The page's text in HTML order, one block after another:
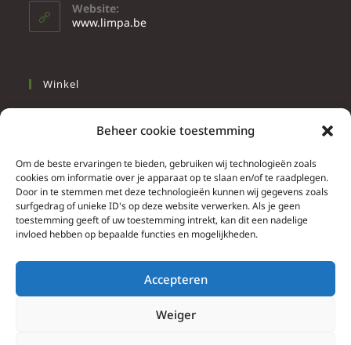
Beheer cookie toestemming
Om de beste ervaringen te bieden, gebruiken wij technologieën zoals
cookies om informatie over je apparaat op te slaan en/of te raadplegen.
Door in te stemmen met deze technologieën kunnen wij gegevens zoals
surfgedrag of unieke ID's op deze website verwerken. Als je geen
toestemming geeft of uw toestemming intrekt, kan dit een nadelige
invloed hebben op bepaalde functies en mogelijkheden.
Accepteren
Weiger
Website:
www.limpa.be
Winkel
Wonen
Info
Contacteer ons